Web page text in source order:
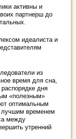
активны и
партнерш до
идеалиста и
из
время для сна,
дня
«полезным»
оптимальным
лучшим временем
между
утренний